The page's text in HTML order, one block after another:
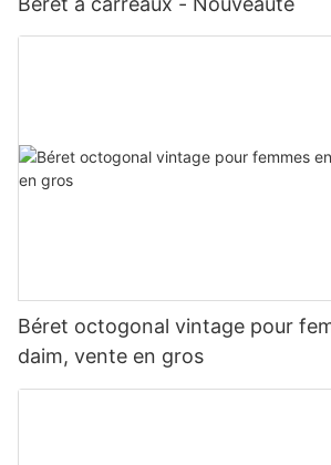
Béret octogonal vintage pour
daim, vente en gros